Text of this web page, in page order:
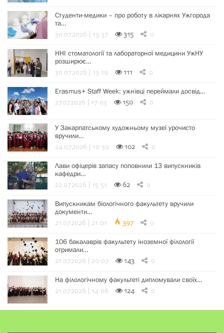
Студенти-медики – про роботу в лікарнях Ужгорода
та…
30.07.2026 | 13:37 315 0
ННІ стоматології та лабораторної медицини УжНУ
розширює…
30.07.2026 | 13:19 111 0
Erasmus+ Staff Week: ужнівці переймали досвід…
27.07.2026 | 17:03 150 0
У Закарпатському художньому музеї урочисто
вручили…
24.07.2026 | 10:39 102 0
Лави офіцерів запасу поповнили 13 випускників
кафедри…
22.07.2026 | 15:51 62 0
Випускникам біологічного факультету вручили
документи…
21.07.2026 | 21:01 397 0
106 бакалаврів факультету іноземної філології
отримали…
21.07.2026 | 20:07 143 0
На філологічному факультеті дипломували своїх…
21.07.2026 | 14:06 124 0